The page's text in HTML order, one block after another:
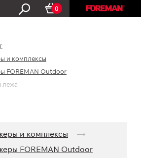
0
и комплексы
FOREMAN Outdoor
лежа
и комплексы
FOREMAN Outdoor